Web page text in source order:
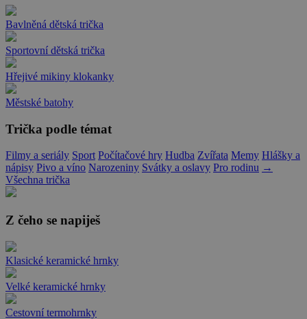
Bavlněná dětská trička
Sportovní dětská trička
Hřejivé mikiny klokanky
Městské batohy
Trička podle témat
Filmy a seriály Sport Počítačové hry Hudba Zvířata Memy Hlášky a
nápisy Pivo a víno Narozeniny Svátky a oslavy Pro rodinu →
Všechna trička
Z čeho se napiješ
Klasické keramické hrnky
Velké keramické hrnky
Cestovní termohrnky